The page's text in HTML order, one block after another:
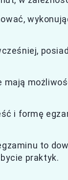
mają
i formę
to
praktyk.